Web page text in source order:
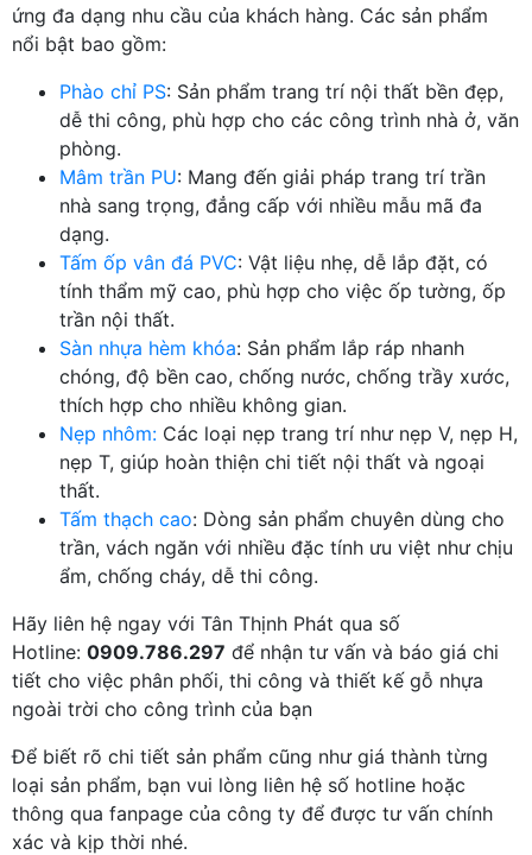
ứng đa dạng nhu cầu của khách hàng. Các sản phẩm
nổi bật bao gồm:
Phào chỉ PS: Sản phẩm trang trí nội thất bền đẹp,
dễ thi công, phù hợp cho các công trình nhà ở, văn
phòng.
Mâm trần PU: Mang đến giải pháp trang trí trần
nhà sang trọng, đẳng cấp với nhiều mẫu mã đa
dạng.
Tấm ốp vân đá PVC: Vật liệu nhẹ, dễ lắp đặt, có
tính thẩm mỹ cao, phù hợp cho việc ốp tường, ốp
trần nội thất.
Sàn nhựa hèm khóa: Sản phẩm lắp ráp nhanh
chóng, độ bền cao, chống nước, chống trầy xước,
thích hợp cho nhiều không gian.
Nẹp nhôm: Các loại nẹp trang trí như nẹp V, nẹp H,
nẹp T, giúp hoàn thiện chi tiết nội thất và ngoại
thất.
Tấm thạch cao: Dòng sản phẩm chuyên dùng cho
trần, vách ngăn với nhiều đặc tính ưu việt như chịu
ẩm, chống cháy, dễ thi công.
Hãy liên hệ ngay với Tân Thịnh Phát qua số
Hotline: 0909.786.297 để nhận tư vấn và báo giá chi
tiết cho việc phân phối, thi công và thiết kế gỗ nhựa
ngoài trời cho công trình của bạn
Để biết rõ chi tiết sản phẩm cũng như giá thành từng
loại sản phẩm, bạn vui lòng liên hệ số hotline hoặc
thông qua fanpage của công ty để được tư vấn chính
xác và kịp thời nhé.